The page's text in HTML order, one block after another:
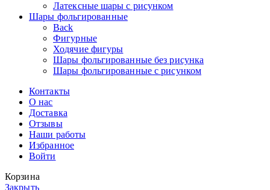
Латексные шары с рисунком
Шары фольгированные
Back
Фигурные
Ходячие фигуры
Шары фольгированные без рисунка
Шары фольгированные с рисунком
Контакты
О нас
Доставка
Отзывы
Наши работы
Избранное
Войти
Корзина
Закрыть